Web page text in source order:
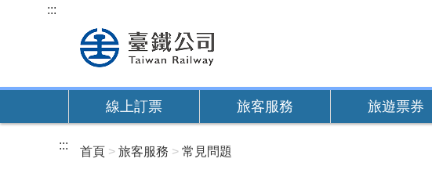
內
:::
線上訂票 旅客服務 旅遊票券
::: 首頁 旅客服務 常見問題